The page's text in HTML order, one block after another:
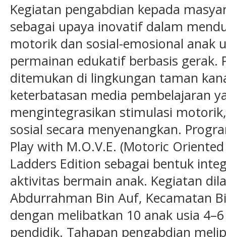
Kegiatan pengabdian kepada
sebagai upaya inovatif dalam
motorik dan sosial-emosional anak
permainan edukatif berbasis gerak.
ditemukan di lingkungan taman
keterbatasan media pembelajaran
mengintegrasikan stimulasi
sosial secara menyenangkan.
Play with M.O.V.E. (Motoric
Ladders Edition sebagai bentuk
aktivitas bermain anak. Kegiatan
Abdurrahman Bin Auf, Kecamatan
dengan melibatkan 10 anak usia
pendidik. Tahapan pengabdian